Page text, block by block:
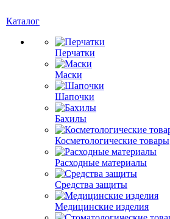
Каталог
Перчатки
Маски
Шапочки
Бахилы
Косметологические товары
Расходные материалы
Средства защиты
Медицинские изделия